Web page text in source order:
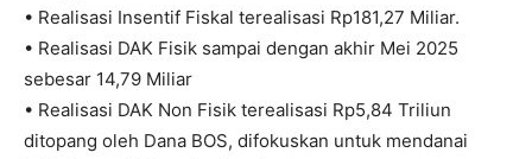
• Realisasi Insentif Fiskal terealisasi Rp181,27 Miliar.
• Realisasi DAK Fisik sampai dengan akhir Mei 2025
sebesar 14,79 Miliar
• Realisasi DAK Non Fisik terealisasi Rp5,84 Triliun
ditopang oleh Dana BOS, difokuskan untuk mendanai